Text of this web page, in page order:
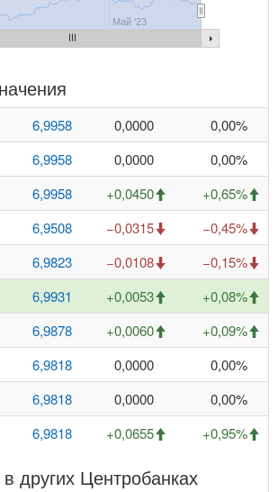
Май '23
6,9958 0,0000
0,00%
6,9958 0,0000
0,00%
6,9958 +0,0450
+0,65%
6,9508 −0,0315
−0,45%
6,9823 −0,0108
−0,15%
6,9931 +0,0053
+0,08%
6,9878 +0,0060
+0,09%
6,9818 0,0000
0,00%
6,9818 0,0000
0,00%
6,9818 +0,0655 +0,95%
в других Центробанках